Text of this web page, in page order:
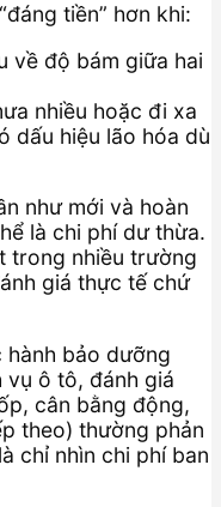
tiền” hơn khi:
về độ bám giữa hai
nhiều hoặc đi xa
dấu hiệu lão hóa dù
như mới và hoàn
là chi phí dư thừa.
trong nhiều trường
giá thực tế chứ
hành bảo dưỡng
ô tô, đánh giá
cân bằng động,
theo) thường phản
chỉ nhìn chi phí ban